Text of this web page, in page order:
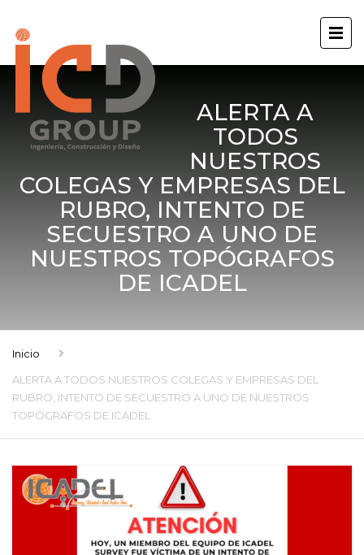
ALERTA A
TODOS
NUESTROS
COLEGAS Y EMPRESAS DEL
RUBRO, INTENTO DE
SECUESTRO A UNO DE
NUESTROS TOPÓGRAFOS
DE ICADEL
Inicio
ALERTA A TODOS NUESTROS COLEGAS Y EMPRESAS DEL
RUBRO, INTENTO DE SECUESTRO A UNO DE NUESTROS
TOPÓGRAFOS DE ICADEL